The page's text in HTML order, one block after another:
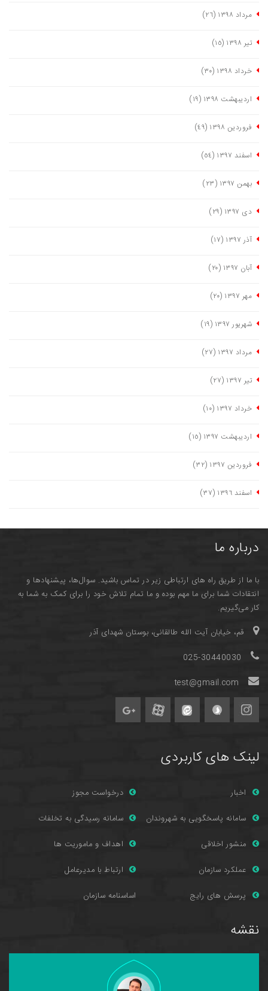
مرداد ١٣٩٨ (٢٦)
تیر ١٣٩٨ (١٥)
خرداد ١٣٩٨ (٣٠)
اردیبهشت ١٣٩٨ (١٩)
فروردین ١٣٩٨ (٤٩)
اسفند ١٣٩٧ (٥٤)
بهمن ١٣٩٧ (٢٣)
دی ١٣٩٧ (٢٩)
آذر ١٣٩٧ (١٧)
آبان ١٣٩٧ (٢٠)
مهر ١٣٩٧ (٢٠)
شهریور ١٣٩٧ (١٩)
مرداد ١٣٩٧ (٢٧)
تیر ١٣٩٧ (٢٧)
خرداد ١٣٩٧ (١٠)
اردیبهشت ١٣٩٧ (١٥)
فروردین ١٣٩٧ (٣٢)
اسفند ١٣٩٦ (٣٧)
درباره ما
با ما از طریق راه های ارتباطی زیر در تماس باشید. سوال‌ها، پیشنهادها و
انتقادات شما برای ما مهم بوده و ما تمام تلاش خود را برای کمک به شما به
کار می‌گیریم.
قم، خیابان آیت الله طالقانی، بوستان شهدای آذر
025-30440030
test@gmail.com
لینک های کاربردی
اخبار
درخواست مجوز
سامانه پاسخگویی به شهروندان
سامانه رسیدگی به تخلفات
منشور اخلاقی
اهداف و ماموریت ها
عملکرد سازمان
ارتباط با مدیرعامل
پرسش های رایج اساسنامه سازمان
نقشه